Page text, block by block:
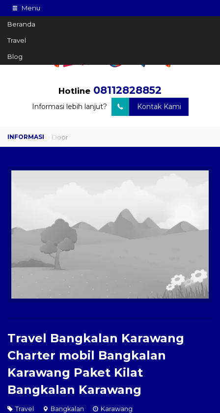
Menu
Beranda
Travel
Blog
Hotline 08112828852
Informasi lebih lanjut? Kontak Kami
Travel Door to Door
Paket Kilat
Pengiriman Barang
Travel Bangkalan Karawang
Charter mobil Bangkalan
Karawang Paket Kilat
Bangkalan Karawang
Travel Bangkalan Karawang